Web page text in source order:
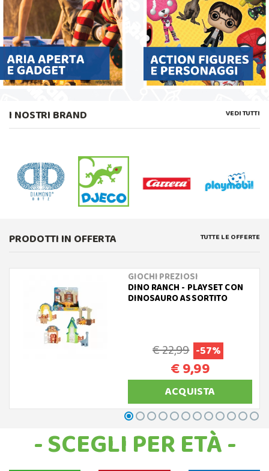
I NOSTRI BRAND VEDI TUTTI
PRODOTTI IN OFFERTA TUTTE LE OFFERTE
GIOCHI PREZIOSI
DINO RANCH - PLAYSET CON
DINOSAURO ASSORTITO
€ 22,99 -57%
€ 9,99
ACQUISTA
- SCEGLI PER ETÀ -